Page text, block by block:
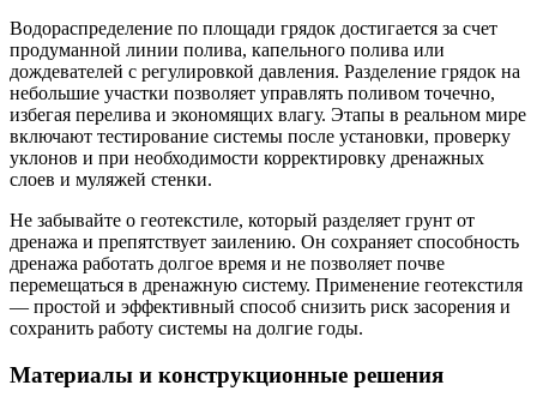
Водораспределение по площади грядок достигается за счет
продуманной линии полива, капельного полива или
дождевателей с регулировкой давления. Разделение грядок на
небольшие участки позволяет управлять поливом точечно,
избегая перелива и экономящих влагу. Этапы в реальном мире
включают тестирование системы после установки, проверку
уклонов и при необходимости корректировку дренажных
слоев и муляжей стенки.
Не забывайте о геотекстиле, который разделяет грунт от
дренажа и препятствует заилению. Он сохраняет способность
дренажа работать долгое время и не позволяет почве
перемещаться в дренажную систему. Применение геотекстиля
— простой и эффективный способ снизить риск засорения и
сохранить работу системы на долгие годы.
Материалы и конструкционные решения